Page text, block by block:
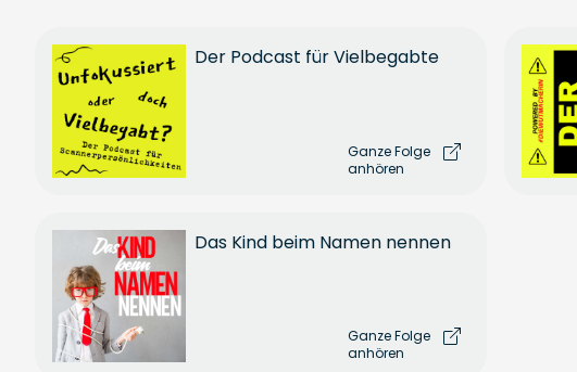
Der Podcast für Vielbegabte
Ganze Folge
anhören
Das Kind beim Namen nennen
Ganze Folge
anhören